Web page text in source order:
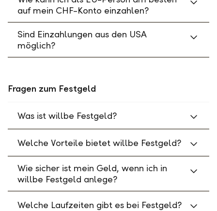
auf mein CHF-Konto einzahlen?
Sind Einzahlungen aus den USA
möglich?
Fragen zum Festgeld
Was ist willbe Festgeld?
Welche Vorteile bietet willbe Festgeld?
Wie sicher ist mein Geld, wenn ich in
willbe Festgeld anlege?
Welche Laufzeiten gibt es bei Festgeld?